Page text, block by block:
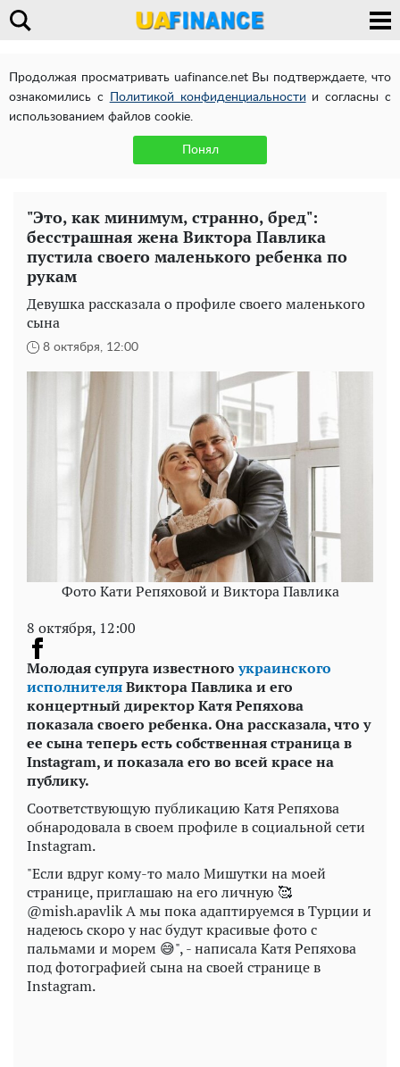
Продолжая просматривать uafinance.net Вы подтверждаете, что
ознакомились с
Политикой конфиденциальности и согласны с
использованием файлов cookie.
Понял
"Это, как минимум, странно, бред":
бесстрашная жена Виктора Павлика
пустила своего маленького ребенка по
рукам
Девушка рассказала о профиле своего маленького
сына
8 октября, 12:00
Фото Кати Репяховой и Виктора Павлика
8 октября, 12:00
Молодая супруга известногоукраинского
исполнителяВиктора Павлика и его
концертный директор Катя Репяхова
показала своего ребенка. Она рассказала, что у
ее сына теперь есть собственная страница в
Instagram, и показала его во всей красе на
публику.
Соответствующую публикацию Катя Репяхова
обнародовала в своем профиле в социальной сети
Instagram.
"Если вдруг кому-то мало Мишутки на моей
странице, приглашаю на его личную 🥰
@mish.apavlik А мы пока адаптируемся в Турции и
надеюсь скоро у нас будут красивые фото с
пальмами и морем 😅", - написала Катя Репяхова
под фотографией сына на своей странице в
Instagram.